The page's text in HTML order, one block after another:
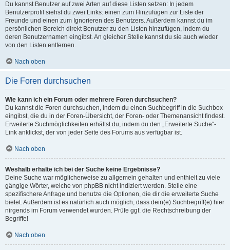
Du kannst Benutzer auf zwei Arten auf diese Listen setzen: In jedem
Benutzerprofil siehst du zwei Links: einen zum Hinzufügen zur Liste der
Freunde und einen zum Ignorieren des Benutzers. Außerdem kannst du im
persönlichen Bereich direkt Benutzer zu den Listen hinzufügen, indem du
deren Benutzernamen eingibst. An gleicher Stelle kannst du sie auch wieder
von den Listen entfernen.
Nach oben
Die Foren durchsuchen
Wie kann ich ein Forum oder mehrere Foren durchsuchen?
Du kannst die Foren durchsuchen, indem du einen Suchbegriff in die Suchbox
eingibst, die du in der Foren-Übersicht, der Foren- oder Themenansicht findest.
Erweiterte Suchmöglichkeiten erhältst du, indem du den „Erweiterte Suche“-
Link anklickst, der von jeder Seite des Forums aus verfügbar ist.
Nach oben
Weshalb erhalte ich bei der Suche keine Ergebnisse?
Deine Suche war möglicherweise zu allgemein gehalten und enthielt zu viele
gängige Wörter, welche von phpBB nicht indiziert werden. Stelle eine
spezifischere Anfrage und benutze die Optionen, die dir die erweiterte Suche
bietet. Außerdem ist es natürlich auch möglich, dass dein(e) Suchbegriff(e) hier
nirgends im Forum verwendet wurden. Prüfe ggf. die Rechtschreibung der
Begriffe!
Nach oben